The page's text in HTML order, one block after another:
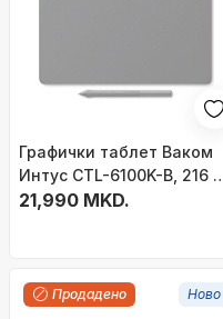
Графички таблет Ваком
Интус CTL-6100K-B, 216 x
135 mm, УСБ, црн
21,990 MKD.
Продадено Ново